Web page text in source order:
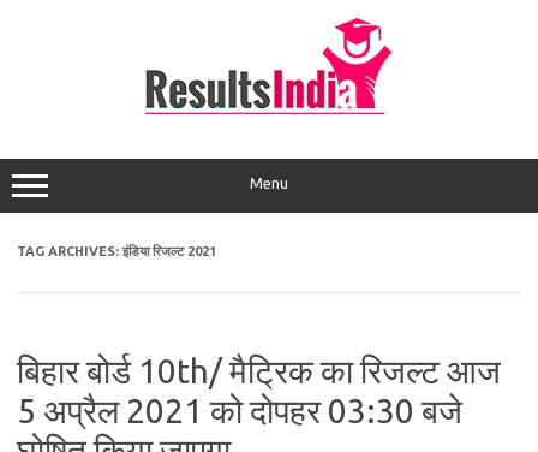
Menu
TAG ARCHIVES: इंडिया रिजल्ट 2021
बिहार बोर्ड 10th/ मैट्रिक का रिजल्ट आज
5 अप्रैल 2021 को दोपहर 03:30 बजे